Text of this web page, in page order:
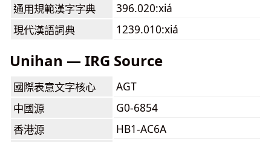
通用規範漢字字典
396.020:xiá
現代漢語詞典
1239.010:xiá
Unihan — IRG Source
國際表意文字核心
AGT
中國源
G0-6854
香港源
HB1-AC6A